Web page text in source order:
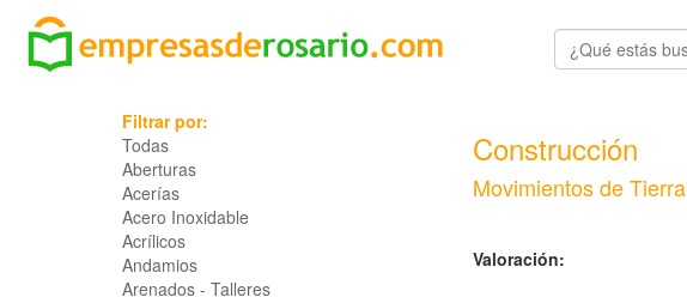
Filtrar por:
Todas
Aberturas
Acerías
Acero Inoxidable
Acrílicos
Andamios
Arenados - Talleres
Construcción
Movimientos de Tierra
Valoración: